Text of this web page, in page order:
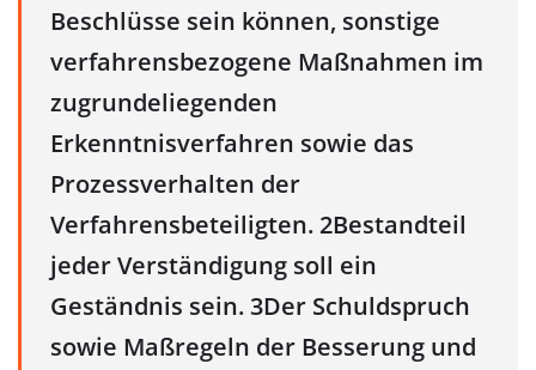
Beschlüsse sein können, sonstige
verfahrensbezogene Maßnahmen im
zugrundeliegenden
Erkenntnisverfahren sowie das
Prozessverhalten der
Verfahrensbeteiligten. 2Bestandteil
jeder Verständigung soll ein
Geständnis sein. 3Der Schuldspruch
sowie Maßregeln der Besserung und